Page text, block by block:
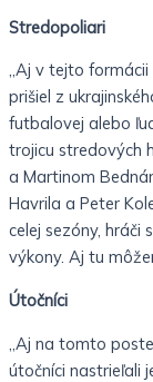
Stredopoliari
„Aj v tejto formácii
prišiel z
futbalovej alebo
trojicu stredových
a Martinom
Havrila a Peter
celej sezóny, hráči
výkony. Aj tu
Útočníci
„Aj na tomto
útočníci nastrieľali